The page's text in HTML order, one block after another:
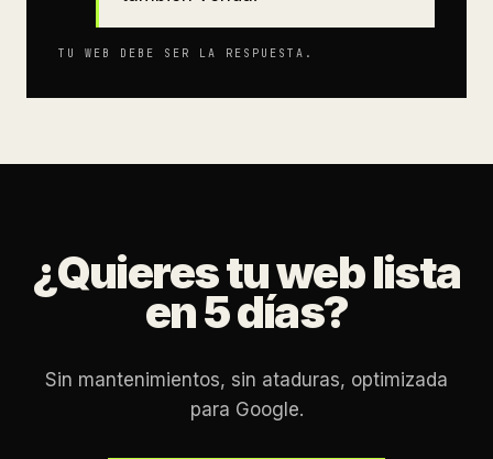
TU WEB DEBE SER LA RESPUESTA.
¿Quieres tu web lista
en 5 días?
Sin mantenimientos, sin ataduras, optimizada
para Google.